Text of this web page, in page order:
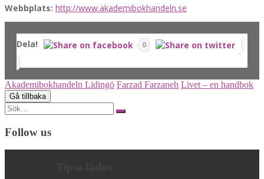
Webbplats: http://www.akademibokhandeln.se
Dela! 0
Akademibokhandeln Lidingö Farzad Farzaneh Livet – en handbok
Search
for:
Follow us